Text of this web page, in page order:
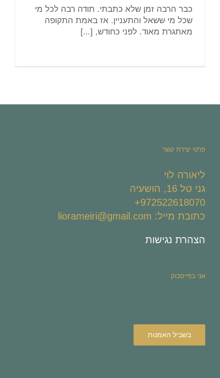
כבר הרבה זמן שלא כתבתי. תודה רבה לכל מי
שכל מי ששאל והתעניין. אז באמת התקופה
מאתגרת מאוד. לפני כחודש, [...]
פרטי יצירת קשר
ליאורה לוי
גני טל 16, הושעיה
972522618070+
כתובת מייל: liorameiri@gmail.com
הצהרת נגישות
אני בפייסבוק
בשביל האמנות